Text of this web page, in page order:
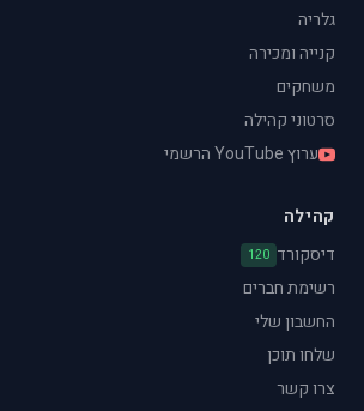
גלריה
קנייה ומכירה
משחקים
סרטוני קהילה
ערוץ YouTube הרשמי
קהילה
דיסקורד 120
רשימת חברים
החשבון שלי
שלחו תוכן
צרו קשר